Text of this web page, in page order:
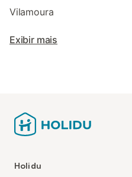
Vilamoura
Exibir mais
Holidu